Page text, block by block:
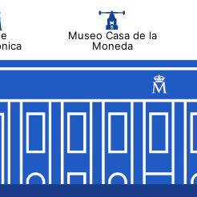
Museo Casa de la
Moneda